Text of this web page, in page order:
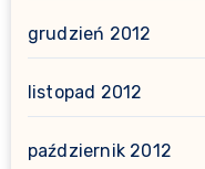
grudzień 2012
listopad 2012
październik 2012